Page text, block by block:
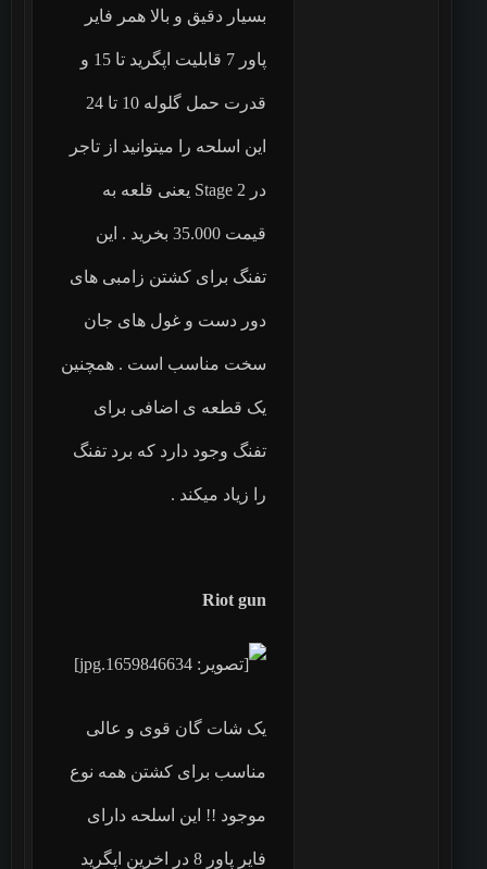
بسیار دقیق و بالا همر فایر
پاور 7 قابلیت اپگرید تا 15 و
این اسلحه را میتوانید از تاجر
در Stage 2 یعنی قلعه به
قیمت 35.000 بخرید . این
تفنگ برای کشتن زامبی های
دور دست و غول های جان
سخت مناسب است . همچنین
یک قطعه ی اضافی برای
تفنگ وجود دارد که برد تفنگ
را زیاد میکند .
Riot gun
یک شات گان قوی و عالی
مناسب برای کشتن همه نوع
موجود !! این اسلحه دارای
فایر پاور 8 در اخرین اپگرید